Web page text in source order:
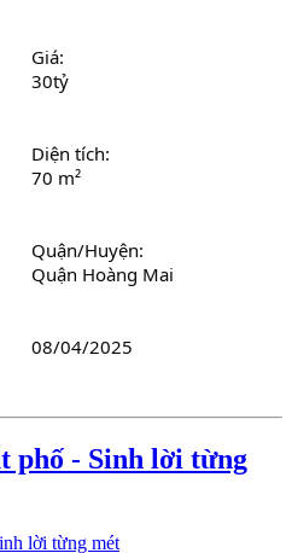
Giá:
30tỷ
Diện tích:
70 m²
Quận/Huyện:
Quận Hoàng Mai
08/04/2025
phố - Sinh lời từng